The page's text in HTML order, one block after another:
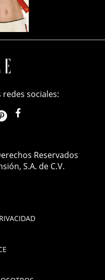
sociales:
ellemexico
Reservados
S.A. de C.V.